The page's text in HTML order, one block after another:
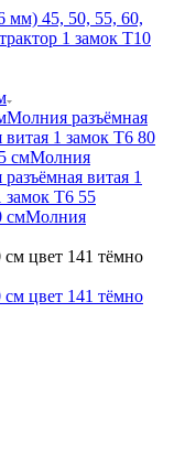
мм) 45, 50, 55, 60,
1 замок Т10
Молния разъёмная
1 замок Т6 80
смМолния
витая 1
замок Т6 55
смМолния
цвет 141 тёмно